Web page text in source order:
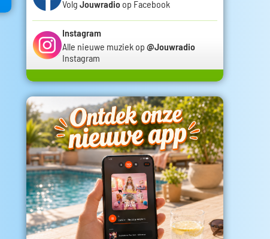
Volg Jouwradio op Facebook
Instagram
Alle nieuwe muziek op @Jouwradio
Instagram